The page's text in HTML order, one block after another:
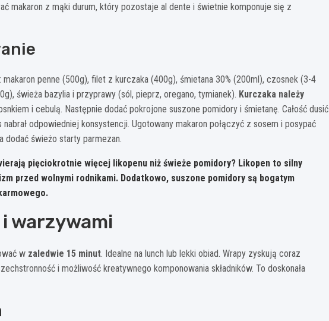
makaron z mąki durum, który pozostaje al dente i świetnie komponuje się z
penne (500g), filet z kurczaka (400g), śmietana 30% (200ml), czosnek (3-4
świeża bazylia i przyprawy (sól, pieprz, oregano, tymianek). Kurczaka należy
i cebulą. Następnie dodać pokrojone suszone pomidory i śmietanę. Całość dusić
odpowiedniej konsystencji. Ugotowany makaron połączyć z sosem i posypać
dodać świeżo starty parmezan.
pięciokrotnie więcej likopenu niż świeże pomidory? Likopen to silny
przed wolnymi rodnikami. Dodatkowo, suszone pomidory są bogatym
warzywami
w zaledwie 15 minut. Idealne na lunch lub lekki obiad. Wrapy zyskują coraz
i możliwość kreatywnego komponowania składników. To doskonała